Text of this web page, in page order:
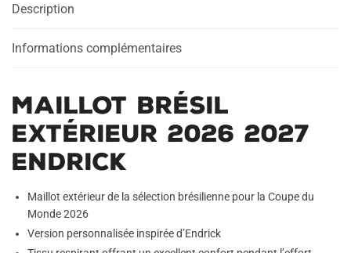
Endrick
Description
Informations complémentaires
Maillot Brésil
Extérieur 2026 2027
Endrick
Maillot extérieur de la sélection brésilienne pour la Coupe du
Monde 2026
Version personnalisée inspirée d’Endrick